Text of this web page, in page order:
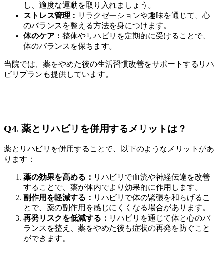
し、適度な運動を取り入れましょう。
ストレス管理： リラクゼーションや趣味を通じて、心
のバランスを整える方法を身につけます。
体のケア： 整体やリハビリを定期的に受けることで、
体のバランスを保ちます。
当院では、薬をやめた後の生活習慣改善をサポートするリハ
ビリプランも提供しています。
Q4. 薬とリハビリを併用するメリットは？
薬とリハビリを併用することで、以下のようなメリットがあ
ります：
薬の効果を高める： リハビリで血流や神経伝達を改善
することで、薬が体内でより効果的に作用します。
副作用を軽減する： リハビリで体の緊張を和らげるこ
とで、薬の副作用を感じにくくなる場合があります。
再発リスクを低減する： リハビリを通じて体と心のバ
ランスを整え、薬をやめた後も症状の再発を防ぐこと
ができます。